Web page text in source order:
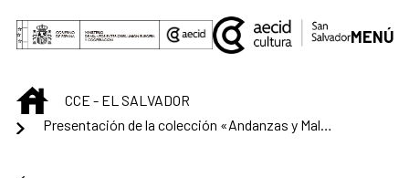
Saltar al contenido principal
MENÚ
INICIOCCE - EL SALVADOR